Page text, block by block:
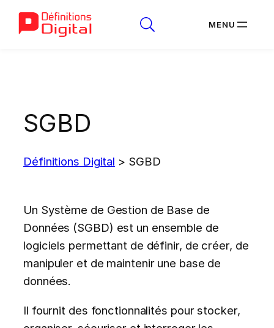
SGBD
Définitions Digital > SGBD
Un Système de Gestion de Base de
Données (SGBD) est un ensemble de
logiciels permettant de définir, de créer, de
manipuler et de maintenir une base de
données.
Il fournit des fonctionnalités pour stocker,